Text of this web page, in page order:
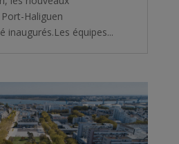
Haliguen
inaugurés.Les équipes...